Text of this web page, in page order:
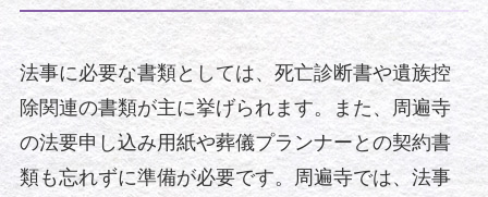
法事に必要な書類としては、死亡診断書や遺族控
除関連の書類が主に挙げられます。また、周遍寺
の法要申し込み用紙や葬儀プランナーとの契約書
類も忘れずに準備が必要です。周遍寺では、法事